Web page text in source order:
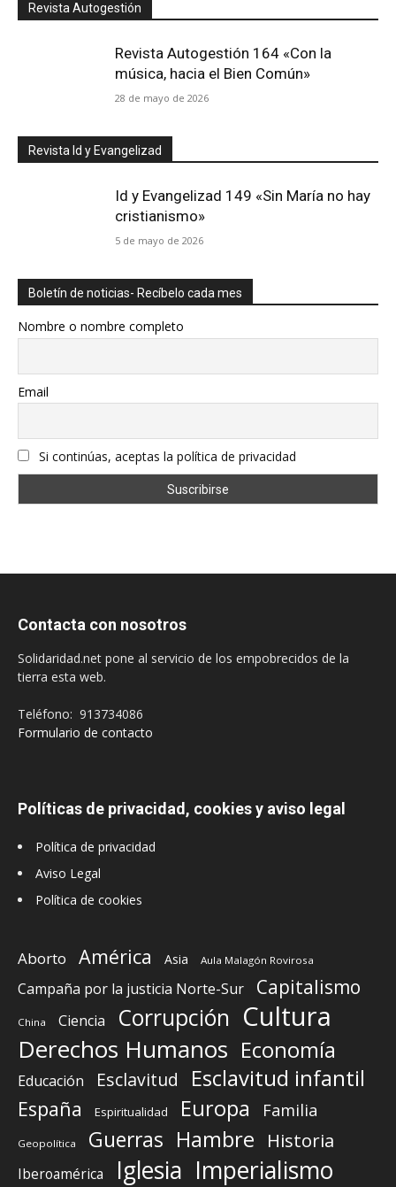
Revista Autogestión
Revista Autogestión 164 «Con la
música, hacia el Bien Común»
28 de mayo de 2026
Revista Id y Evangelizad
Id y Evangelizad 149 «Sin María no hay
cristianismo»
5 de mayo de 2026
Boletín de noticias- Recíbelo cada mes
Nombre o nombre completo
Email
Si continúas, aceptas la política de privacidad
Contacta con nosotros
Solidaridad.net pone al servicio de los empobrecidos de la
tierra esta web.
Teléfono: 913734086
Formulario de contacto
Políticas de privacidad, cookies y aviso legal
Política de privacidad
Aviso Legal
Política de cookies
Aborto América Asia Aula Malagón Rovirosa
Campaña por la justicia Norte-Sur Capitalismo
China Ciencia Corrupción Cultura
Derechos Humanos Economía
Educación Esclavitud Esclavitud infantil
España Espiritualidad Europa Familia
Geopolítica Guerras Hambre Historia
Iberoamérica Iglesia Imperialismo